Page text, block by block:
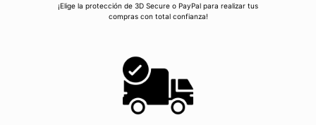
¡Elige la protección de 3D Secure o PayPal para realizar tus
compras con total confianza!